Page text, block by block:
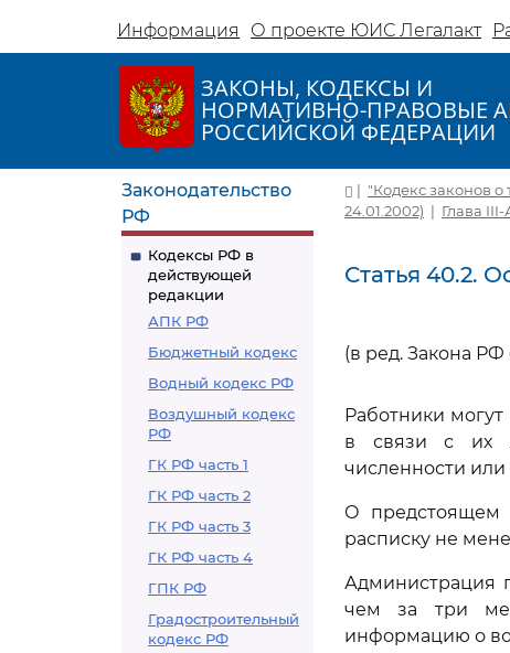
Информация О проекте ЮИС Легалакт
ЗАКОНЫ, КОДЕКСЫ И
НОРМАТИВНО-ПРАВОВЫЕ
РОССИЙСКОЙ ФЕДЕРАЦИИ
Законодательство
РФ
Кодексы РФ в
действующей
редакции
АПК РФ
Бюджетный кодекс
Водный кодекс РФ
Воздушный кодекс
РФ
ГК РФ часть 1
ГК РФ часть 2
ГК РФ часть 3
ГК РФ часть 4
ГПК РФ
Градостроительный
кодекс РФ
| "Кодекс законов о
24.01.2002) | Глава
Статья 40.2.
(в ред. Закона РФ
Работники
в связи с их
численности или
О предстоящем
расписку не
Администрация
чем за три
информацию о